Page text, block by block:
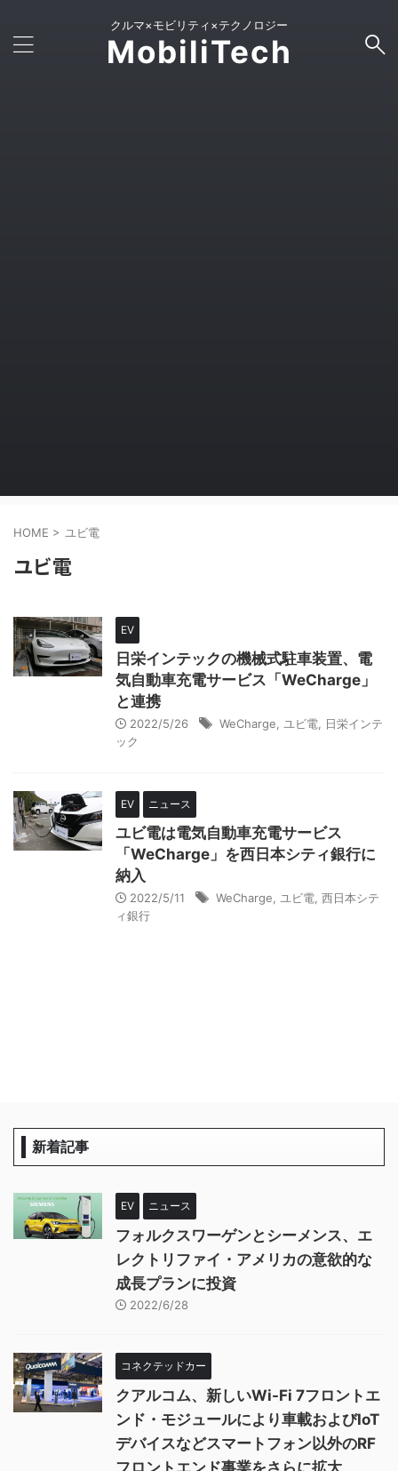
クルマ×モビリティ×テクノロジー
MobiliTech
HOME > ユビ電
ユビ電
EV
日栄インテックの機械式駐車装置、電
気自動車充電サービス「WeCharge」
と連携
2022/5/26 WeCharge ユビ電
日栄インテ
ック
EV ニュース
ユビ電は電気自動車充電サービス
「WeCharge」を西日本シティ銀行に
納入
2022/5/11 WeCharge ユビ電 西日本シテ
ィ銀行
新着記事
EV ニュース
フォルクスワーゲンとシーメンス、エ
レクトリファイ・アメリカの意欲的な
成長プランに投資
2022/6/28
コネクテッドカー
クアルコム、新しいWi-Fi 7フロントエ
ンド・モジュールにより車載およびIoT
デバイスなどスマートフォン以外のRF
フロントエンド事業をさらに拡大